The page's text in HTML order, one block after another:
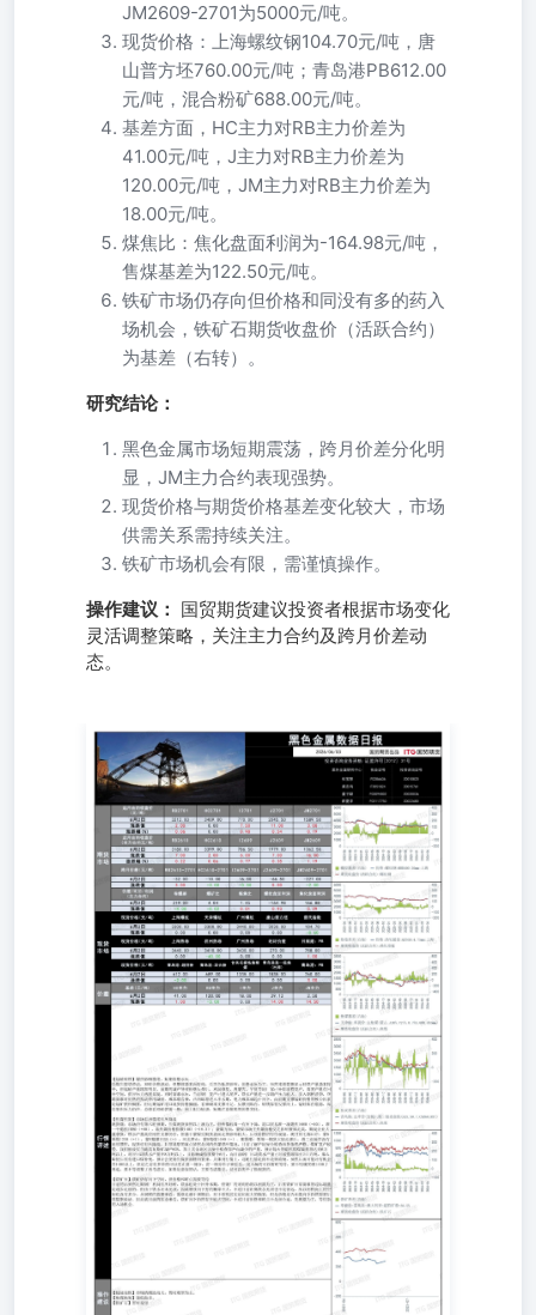
JM2609-2701为5000元/吨。
现货价格：上海螺纹钢104.70元/吨，唐
山普方坯760.00元/吨；青岛港PB612.00
元/吨，混合粉矿688.00元/吨。
基差方面，HC主力对RB主力价差为
41.00元/吨，J主力对RB主力价差为
120.00元/吨，JM主力对RB主力价差为
18.00元/吨。
煤焦比：焦化盘面利润为-164.98元/吨，
售煤基差为122.50元/吨。
铁矿市场仍存向但价格和同没有多的药入
场机会，铁矿石期货收盘价（活跃合约）
为基差（右转）。
研究结论：
黑色金属市场短期震荡，跨月价差分化明
显，JM主力合约表现强势。
现货价格与期货价格基差变化较大，市场
供需关系需持续关注。
铁矿市场机会有限，需谨慎操作。
操作建议：
国贸期货建议投资者根据市场变化
灵活调整策略，关注主力合约及跨月价差动
态。